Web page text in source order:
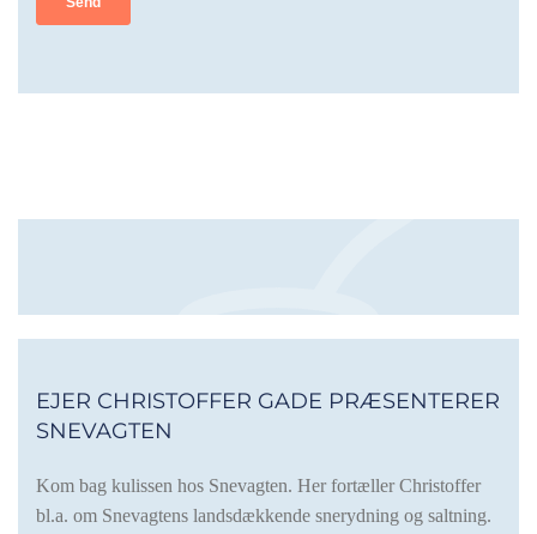
EJER CHRISTOFFER GADE PRÆSENTERER
SNEVAGTEN
Kom bag kulissen hos Snevagten. Her fortæller Christoffer
bl.a. om Snevagtens landsdækkende snerydning og saltning.